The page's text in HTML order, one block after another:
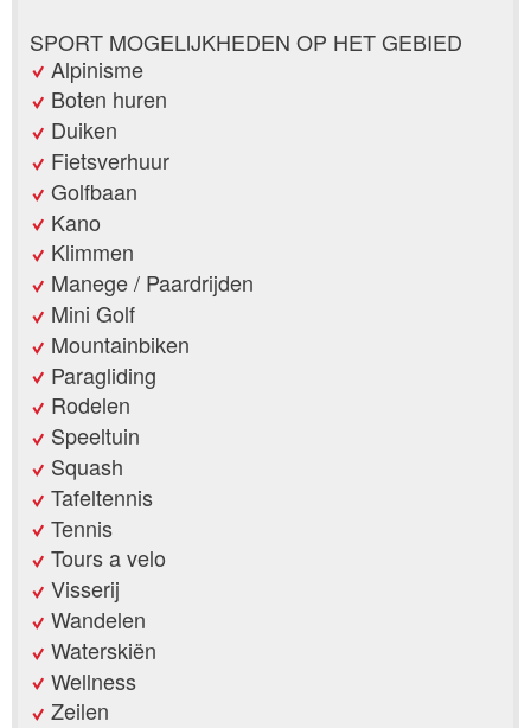
SPORT MOGELIJKHEDEN OP HET GEBIED
Alpinisme
Boten huren
Duiken
Fietsverhuur
Golfbaan
Kano
Klimmen
Manege / Paardrijden
Mini Golf
Mountainbiken
Paragliding
Rodelen
Speeltuin
Squash
Tafeltennis
Tennis
Tours a velo
Visserij
Wandelen
Waterskiën
Wellness
Zeilen